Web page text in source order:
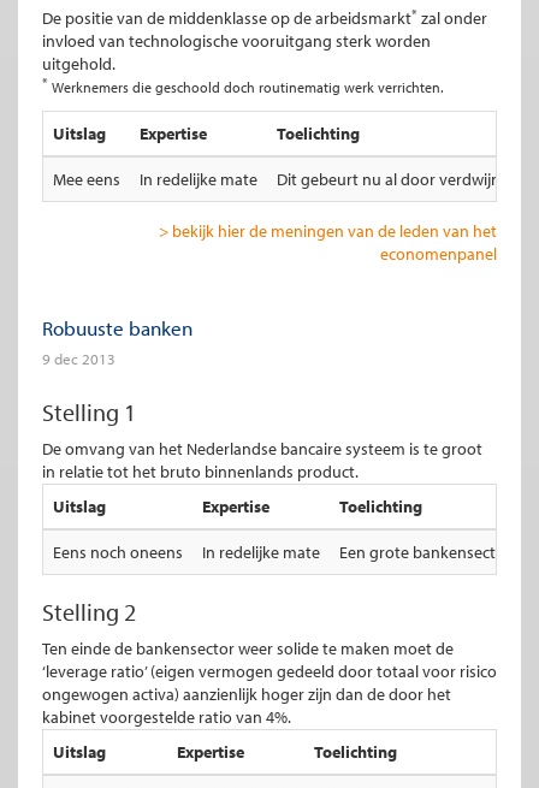
De positie van de middenklasse op de arbeidsmarkt* zal onder
invloed van technologische vooruitgang sterk worden
uitgehold.
* Werknemers die geschoold doch routinematig werk verrichten.
Uitslag Expertise Toelichting
Mee eens In redelijke mate Dit gebeurt nu al door verdwijnen
> bekijk hier de meningen van de leden van het
economenpanel
Robuuste banken
9 dec 2013
Stelling 1
De omvang van het Nederlandse bancaire systeem is te groot
in relatie tot het bruto binnenlands product.
Uitslag
Expertise Toelichting
Eens noch oneens In redelijke mate Een grote bankensector is
Stelling 2
Ten einde de bankensector weer solide te maken moet de
‘leverage ratio’ (eigen vermogen gedeeld door totaal voor risico
ongewogen activa) aanzienlijk hoger zijn dan de door het
kabinet voorgestelde ratio van 4%.
Uitslag
Expertise Toelichting